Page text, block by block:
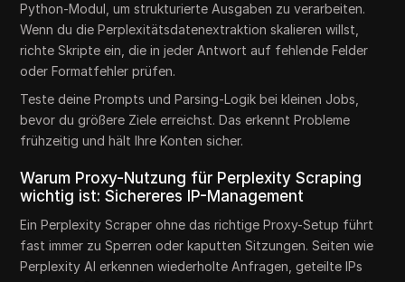
Python-Modul, um strukturierte Ausgaben zu verarbeiten.
Wenn du die Perplexitätsdatenextraktion skalieren willst,
richte Skripte ein, die in jeder Antwort auf fehlende Felder
oder Formatfehler prüfen.
Teste deine Prompts und Parsing-Logik bei kleinen Jobs,
bevor du größere Ziele erreichst. Das erkennt Probleme
frühzeitig und hält Ihre Konten sicher.
Warum Proxy-Nutzung für Perplexity Scraping
wichtig ist: Sichereres IP-Management
Ein Perplexity Scraper ohne das richtige Proxy-Setup führt
fast immer zu Sperren oder kaputten Sitzungen. Seiten wie
Perplexity AI erkennen wiederholte Anfragen, geteilte IPs